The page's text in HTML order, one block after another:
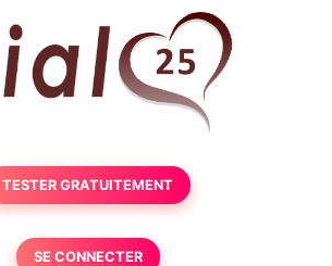
TESTER GRATUITEMENT
SE CONNECTER